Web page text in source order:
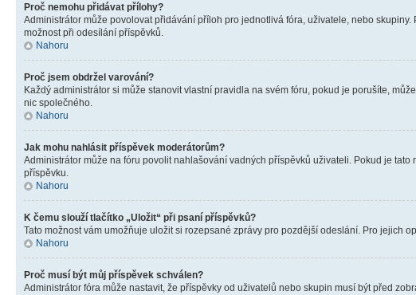
Proč nemohu přidávat přílohy?
Administrátor může povolovat přidávání příloh pro jednotlivá fóra, uživatele, nebo
možnost při odesílání příspěvků.
Nahoru
Proč jsem obdržel varování?
Každý administrátor si může stanovit vlastní pravidla na svém fóru, pokud je porušíte,
nic společného.
Nahoru
Jak mohu nahlásit příspěvek moderátorům?
Administrátor může na fóru povolit nahlašování vadných příspěvků uživateli. Pokud je
příspěvku.
Nahoru
K čemu slouží tlačítko „Uložit“ při psaní příspěvků?
Tato možnost vám umožňuje uložit si rozepsané zprávy pro pozdější odeslání. Pro jejich
Nahoru
Proč musí být můj příspěvek schválen?
Administrátor fóra může nastavit, že příspěvky od uživatelů nebo skupin musí být před